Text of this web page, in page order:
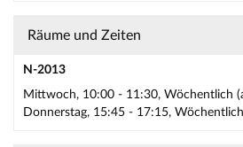
Räume und Zeiten
N-2013
Mittwoch, 10:00 - 11:30, Wöchentlich
Donnerstag, 15:45 - 17:15,